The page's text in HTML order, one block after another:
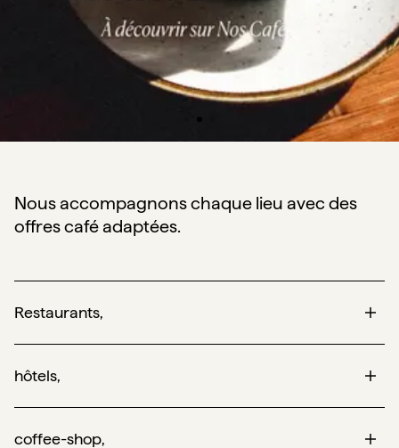
Nous accompagnons chaque lieu avec des
offres café adaptées.
Restaurants,
hôtels,
coffee-shop,